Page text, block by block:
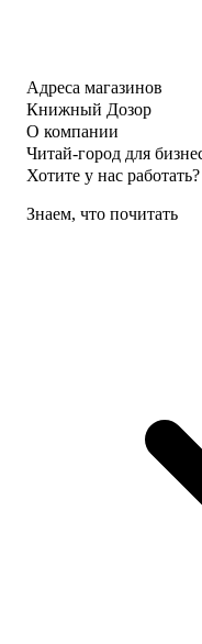
Адреса магазинов
Книжный Дозор
О компании
Читай-город для
Хотите у нас работать?
Знаем, что почитать